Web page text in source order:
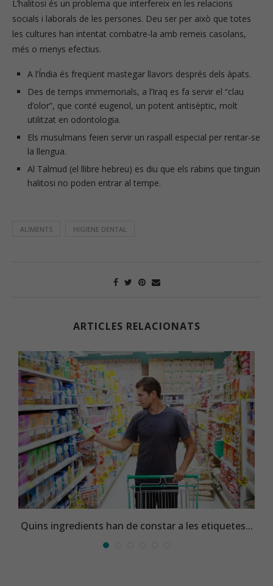
L’halitosi és un problema que interfereix en les relacions
socials i laborals de les persones. Deu ser per això que totes
les cultures han intentat combatre-la amb remeis casolans,
més o menys efectius.
A l’Índia és freqüent mastegar llavors després dels àpats.
Des de temps immemorials, a l’Iraq es fa servir el “clau
d’olor”, que conté eugenol, un potent antisèptic, molt
utilitzat en odontologia.
Els musulmans feien servir un raspall especial per rentar-se
la llengua.
Al Talmud (el llibre hebreu) es diu que els rabins que tinguin
halitosi no poden entrar al tempe.
ALIMENTS HIGIENE DENTAL
ARTICLES RELACIONATS
Quins ingredients han de constar a les etiquetes...